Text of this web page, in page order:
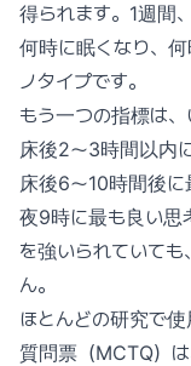
得られます。1週間
何時に眠くなり、
ノタイプです。
もう一つの指標は
床後2〜3時間以内
床後6〜10時間後に
夜9時に最も良い思
を強いられていて
ん。
ほとんどの研究で
質問票（MCTQ）